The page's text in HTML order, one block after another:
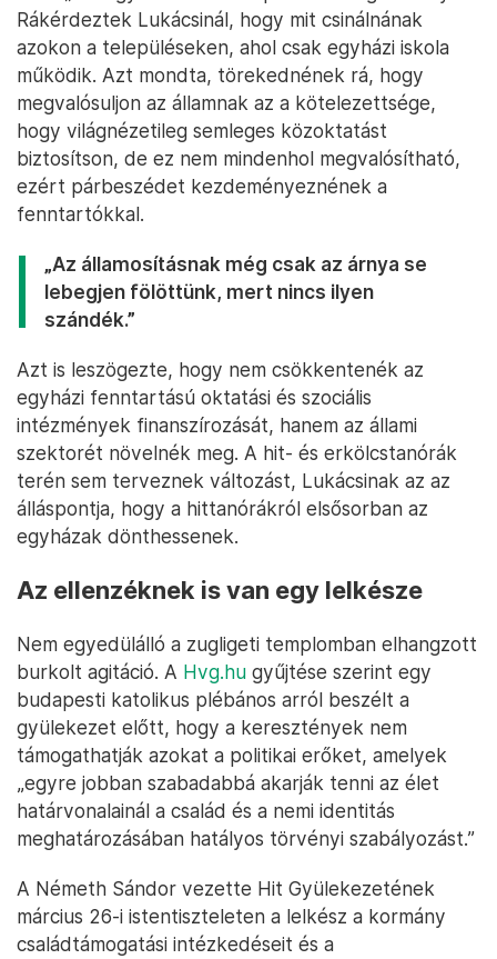
Rákérdeztek Lukácsinál, hogy mit csinálnának
azokon a településeken, ahol csak egyházi iskola
működik. Azt mondta, törekednének rá, hogy
megvalósuljon az államnak az a kötelezettsége,
hogy világnézetileg semleges közoktatást
biztosítson, de ez nem mindenhol megvalósítható,
ezért párbeszédet kezdeményeznének a
fenntartókkal.
„Az államosításnak még csak az árnya se
lebegjen fölöttünk, mert nincs ilyen
szándék.”
Azt is leszögezte, hogy nem csökkentenék az
egyházi fenntartású oktatási és szociális
intézmények finanszírozását, hanem az állami
szektorét növelnék meg. A hit- és erkölcstanórák
terén sem terveznek változást, Lukácsinak az az
álláspontja, hogy a hittanórákról elsősorban az
egyházak dönthessenek.
Az ellenzéknek is van egy lelkésze
Nem egyedülálló a zugligeti templomban elhangzott
burkolt agitáció. A Hvg.hu gyűjtése szerint egy
budapesti katolikus plébános arról beszélt a
gyülekezet előtt, hogy a keresztények nem
támogathatják azokat a politikai erőket, amelyek
„egyre jobban szabadabbá akarják tenni az élet
határvonalainál a család és a nemi identitás
meghatározásában hatályos törvényi szabályozást.”
A Németh Sándor vezette Hit Gyülekezetének
március 26-i istentiszteleten a lelkész a kormány
családtámogatási intézkedéseit és a